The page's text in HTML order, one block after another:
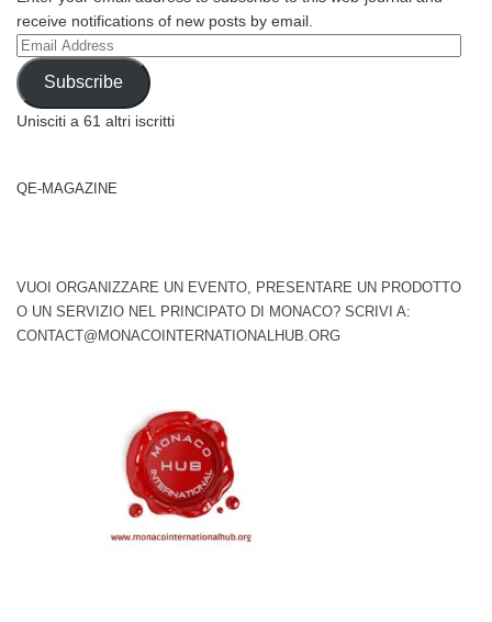
receive notifications of new posts by email.
Email
Address
Subscribe
Unisciti a 61 altri iscritti
QE-MAGAZINE
VUOI ORGANIZZARE UN EVENTO, PRESENTARE UN PRODOTTO
O UN SERVIZIO NEL PRINCIPATO DI MONACO? SCRIVI A:
CONTACT@MONACOINTERNATIONALHUB.ORG